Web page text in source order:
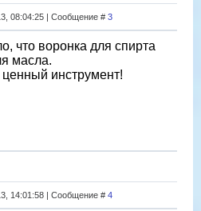
08:04:25 | Сообщение # 3
что воронка для спирта
масла.
инструмент!
14:01:58 | Сообщение # 4